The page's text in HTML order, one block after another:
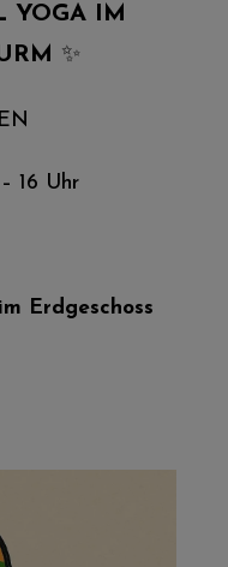
YOGA IM
✨
16 Uhr
Erdgeschoss